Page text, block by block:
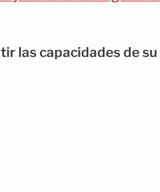
las capacidades de